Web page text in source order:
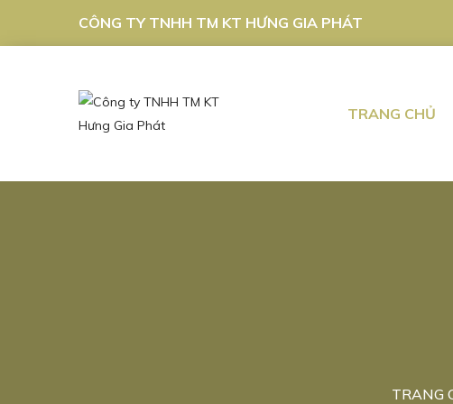
CÔNG TY TNHH TM KT HƯNG GIA PHÁT
TRANG CHỦ
TRANG